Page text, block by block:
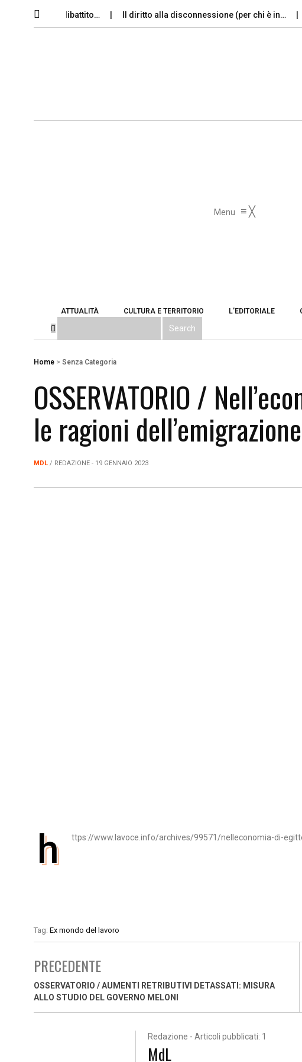
dal dibattito… Il diritto alla disconnessione (per chi è in… Il
Menu ≡╳
ATTUALITÀ CULTURA E TERRITORIO L’EDITORIALE
Home > Senza Categoria
OSSERVATORIO /
le ragioni dell’emigrazione
MDL / REDAZIONE - 19 GENNAIO 2023
h ttps://www.lavoce.info/archives/99571/nelleconomia-di-
Tag: Ex mondo del lavoro
PRECEDENTE
OSSERVATORIO / AUMENTI RETRIBUTIVI DETASSATI: MISURA
ALLO STUDIO DEL GOVERNO MELONI
Redazione - Articoli pubblicati: 1
MdL